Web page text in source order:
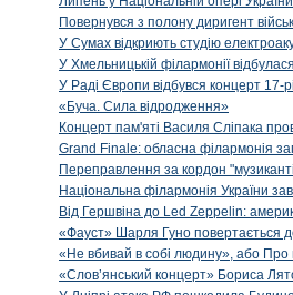
Повернувся з полону диригент
У Сумах відкриють студію
У Хмельницькій філармонії
У Раді Європи відбувся концерт 17-
«Буча. Сила відродження»
Концерт пам'яті Василя Сліпака
Grand Finale: обласна філармонія
Переправлення за кордон
Національна філармонія України
Від Гершвіна до Led Zeppelin:
«Фауст» Шарля Гуно повертається
«Не вбивай в собі людину», або Про
«Слов’янський концерт» Бориса